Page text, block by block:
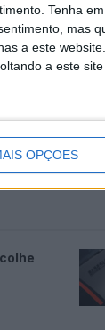
Tenha
mas
a este
a este
OPÇÕES
curvas
criada